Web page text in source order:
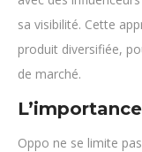
sa visibilité. Cette
produit diversifiée,
de marché.
Oppo ne se limite